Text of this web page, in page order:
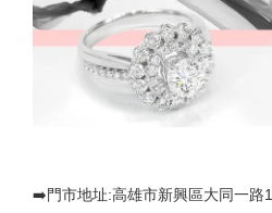
➡️門市地址:高雄市新興區大同一路